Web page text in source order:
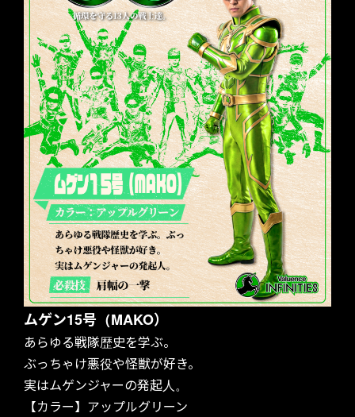
TOP
ムゲン15号（MAKO）
あらゆる戦隊歴史を学ぶ。
ぶっちゃけ悪役や怪獣が好き。
実はムゲンジャーの発起人。
【カラー】アップルグリーン